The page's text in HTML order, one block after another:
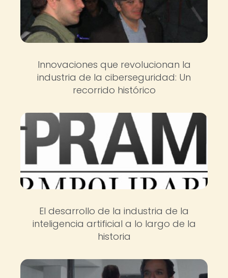
Innovaciones que revolucionan la
industria de la ciberseguridad: Un
recorrido histórico
El desarrollo de la industria de la
inteligencia artificial a lo largo de la
historia